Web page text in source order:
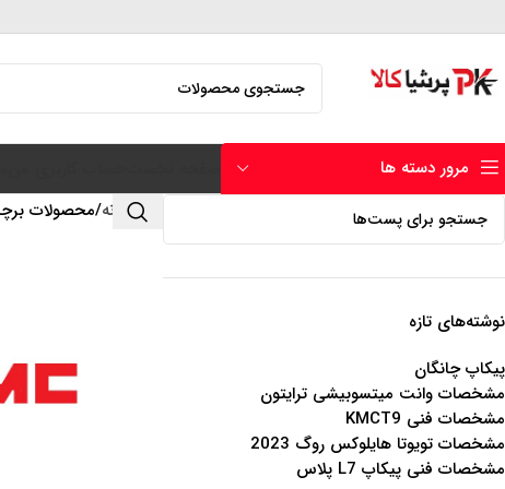
مرور دسته ها
نوشته‌های تازه
پیکاپ چانگان
مشخصات وانت میتسوبیشی ترایتون
مشخصات فنی KMCT9
مشخصات تویوتا هایلوکس روگ 2023
مشخصات فنی پیکاپ L7 پلاس
خانه محصولات